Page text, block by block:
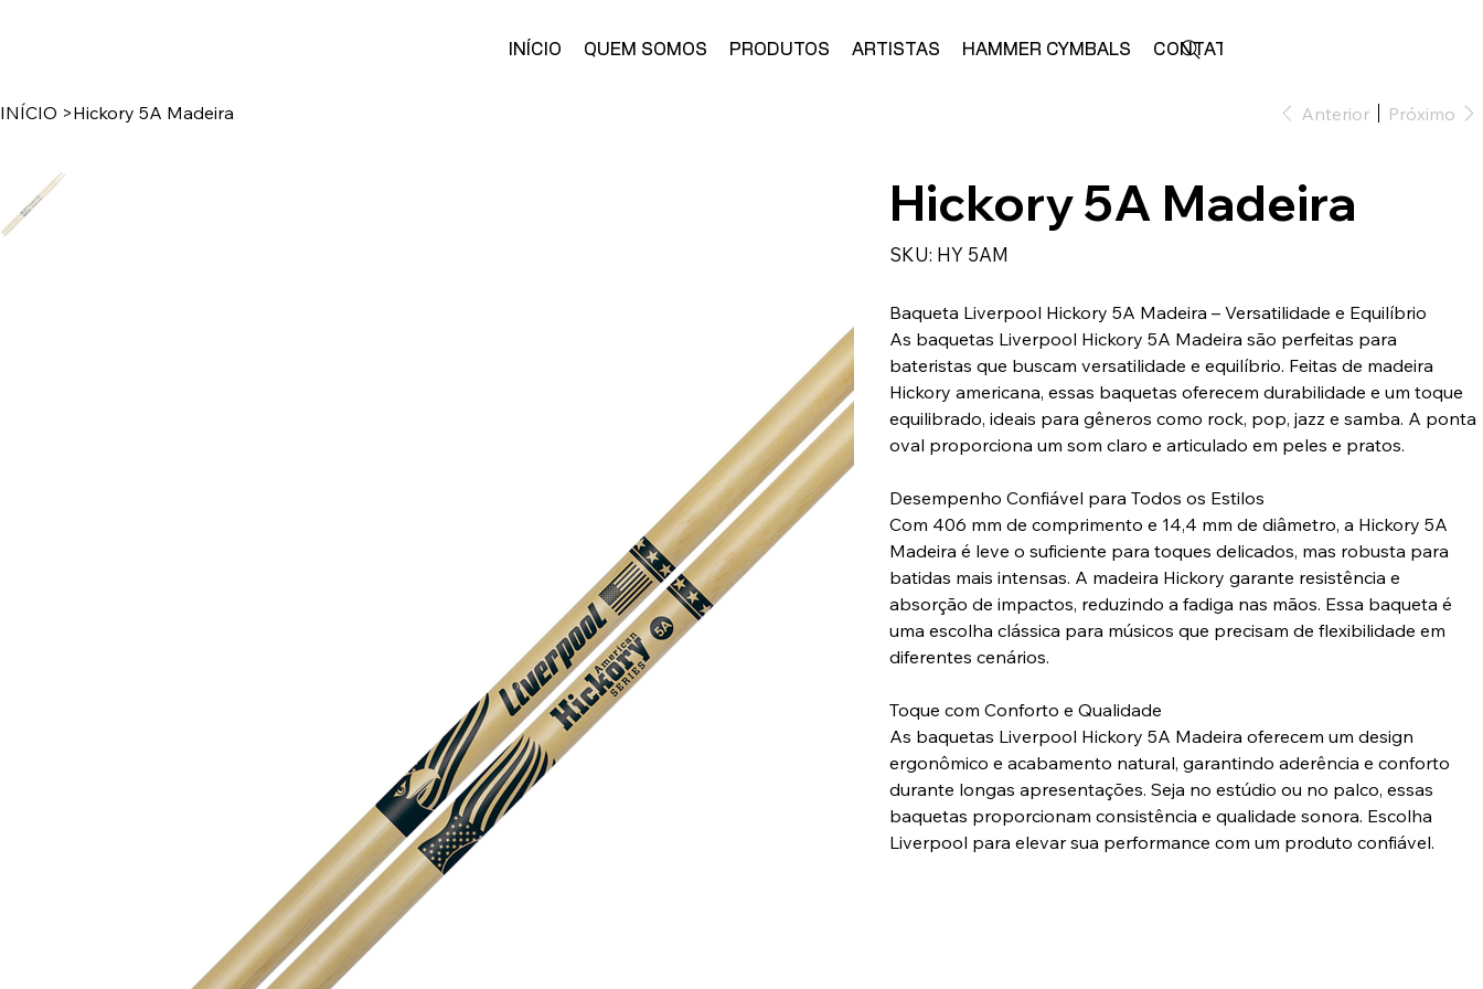
INÍCIO QUEM SOMOS PRODUTOS ARTISTAS HAMMER CYMBALS CONTATO
INÍCIO >Hickory 5A Madeira Anterior Próximo
Hickory 5A Madeira
SKU: SKU
HY
HY 5AM
Baqueta Liverpool Hickory 5A Madeira – Versatilidade e Equilíbrio
As baquetas Liverpool Hickory 5A Madeira são perfeitas para
bateristas que buscam versatilidade e equilíbrio. Feitas de madeira
Hickory americana, essas baquetas oferecem durabilidade e um toque
equilibrado, ideais para gêneros como rock, pop, jazz e samba. A ponta
oval proporciona um som claro e articulado em peles e pratos.
Desempenho Confiável para Todos os Estilos
Com 406 mm de comprimento e 14,4 mm de diâmetro, a Hickory 5A
Madeira é leve o suficiente para toques delicados, mas robusta para
batidas mais intensas. A madeira Hickory garante resistência e
absorção de impactos, reduzindo a fadiga nas mãos. Essa baqueta é
uma escolha clássica para músicos que precisam de flexibilidade em
diferentes cenários.
Toque com Conforto e Qualidade
As baquetas Liverpool Hickory 5A Madeira oferecem um design
ergonômico e acabamento natural, garantindo aderência e conforto
durante longas apresentações. Seja no estúdio ou no palco, essas
baquetas proporcionam consistência e qualidade sonora. Escolha
Liverpool para elevar sua performance com um produto confiável.